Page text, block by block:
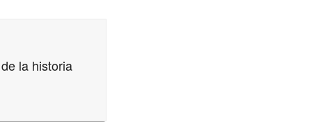
la historia